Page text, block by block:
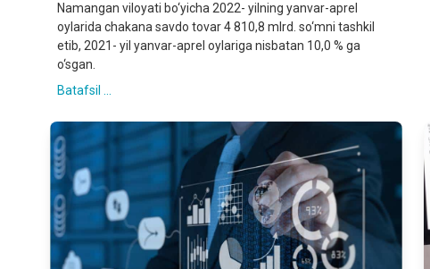
Namangan viloyati bo‘yicha 2022- yilning yanvar-aprel
oylarida chakana savdo tovar 4 810,8 mlrd. so‘mni tashkil
etib, 2021- yil yanvar-aprel oylariga nisbatan 10,0 % ga
o‘sgan.
Batafsil ...